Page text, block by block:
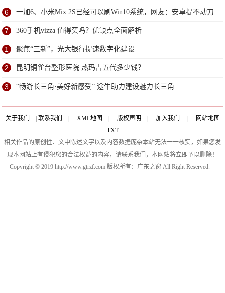
6 一加6、小米Mix 2S已经可以刷Win10系统，网友：安卓提不动刀
了？
7 360手机vizza 值得买吗？优缺点全面解析
1 聚焦“三新”，光大银行提速数字化建设
2 昆明铜雀台整形医院 热玛吉五代多少钱？
3 “畅游长三角·美好新感受” 途牛助力建设魅力长三角
关于我们 联系我们 XML地图 版权声明 加入我们
网站地图
TXT
相关作品的原创性、文中陈述文字以及内容数据庞杂本站无法一一核实，如果您发
现本网站上有侵犯您的合法权益的内容，请联系我们，本网站将立即予以删除！
Copyright © 2019 http://www.gtrzf.com 版权所有：广东之窗 All Right Reserved.